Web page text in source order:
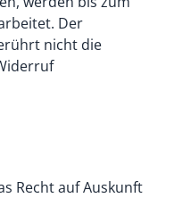
Der
nicht die
Recht auf Auskunft